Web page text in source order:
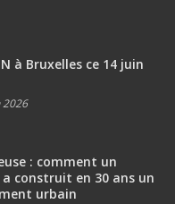
à Bruxelles ce 14 juin
2026
: comment un
construit en 30 ans un
urbain